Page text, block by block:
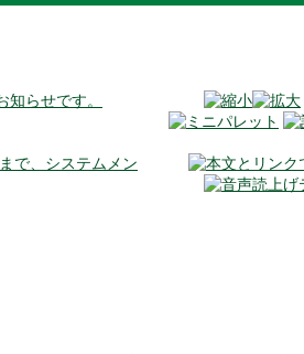
らせです。
で、システムメン